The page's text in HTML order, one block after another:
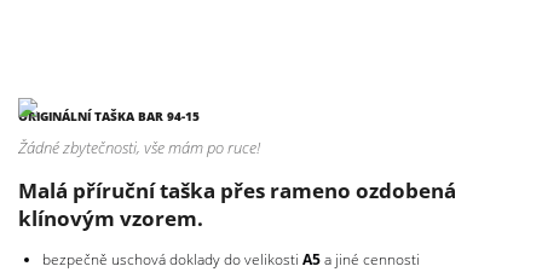
ORIGINÁLNÍ TAŠKA BAR 94-15
Žádné zbytečnosti, vše mám po ruce!
Malá příruční taška přes rameno ozdobená
klínovým vzorem.
bezpečně uschová doklady do velikosti A5a jiné cennosti